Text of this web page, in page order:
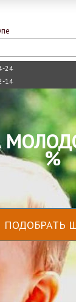
24
14
%
ПОДОБРАТЬ